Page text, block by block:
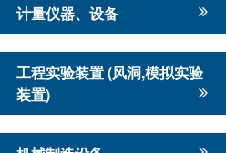
计量仪器、设备
工程实验装置 (风洞,模拟实验
装置)